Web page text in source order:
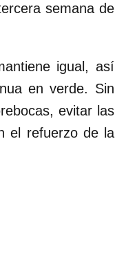
semana de
igual, así
en verde. Sin
evitar las
el refuerzo de la